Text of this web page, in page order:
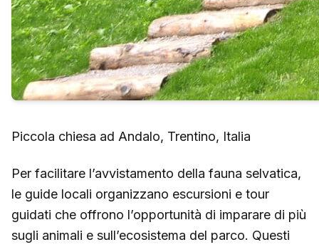
Piccola chiesa ad Andalo, Trentino, Italia
Per facilitare l’avvistamento della fauna selvatica,
le guide locali organizzano escursioni e tour
guidati che offrono l’opportunità di imparare di più
sugli animali e sull’ecosistema del parco. Questi